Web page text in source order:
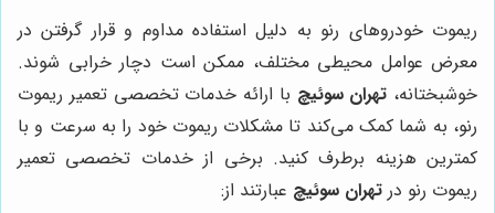
ریموت خودروهای رنو به دلیل استفاده مداوم و قرار گرفتن در
معرض عوامل محیطی مختلف، ممکن است دچار خرابی شوند.
خوشبختانه، تهران سوئیچ با ارائه خدمات تخصصی تعمیر ریموت
رنو، به شما کمک می‌کند تا مشکلات ریموت خود را به سرعت و با
کمترین هزینه برطرف کنید. برخی از خدمات تخصصی تعمیر
ریموت رنو در تهران سوئیچ عبارتند از: